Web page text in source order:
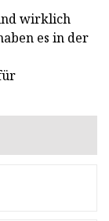
wirklich
es in der